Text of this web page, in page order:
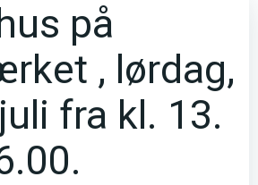
på
, lørdag,
fra kl. 13.